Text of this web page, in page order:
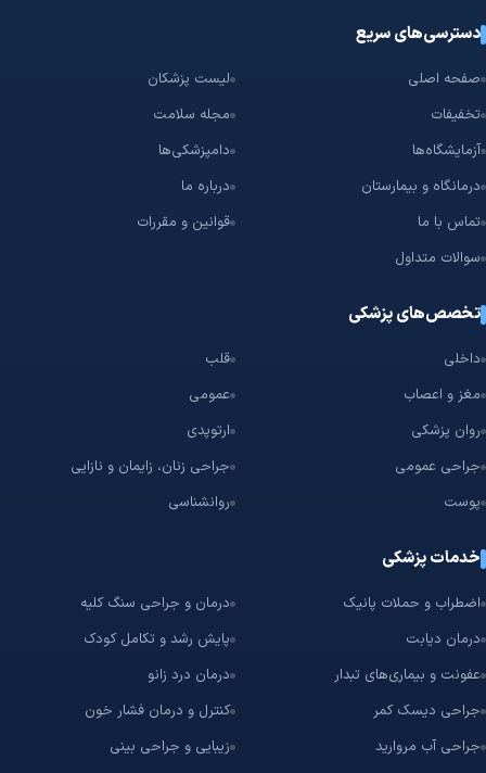
دسترسی‌های سریع
صفحه اصلی
لیست پزشکان
تخفیفات
مجله سلامت
آزمایشگاه‌ها
دامپزشکی‌ها
درمانگاه و بیمارستان
درباره ما
تماس با ما
قوانین و مقررات
سوالات متداول
تخصص‌های پزشکی
داخلی
قلب
مغز و اعصاب
عمومی
روان پزشکی
ارتوپدی
جراحی عمومی
جراحی زنان، زایمان و نازایی
پوست
روانشناسی
خدمات پزشکی
اضطراب و حملات پانیک
درمان و جراحی سنگ کلیه
درمان دیابت
پایش رشد و تکامل کودک
عفونت و بیماری‌های تبدار
درمان درد زانو
جراحی دیسک کمر
کنترل و درمان فشار خون
جراحی آب مروارید
زیبایی و جراحی بینی